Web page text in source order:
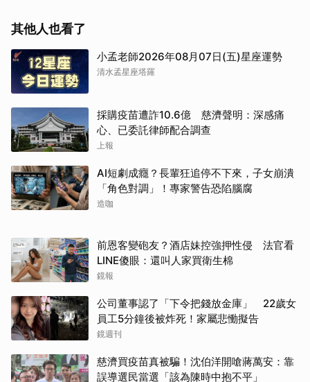
其他人也看了
小孟老師2026年08月07日(五)星座運勢
清水孟星座塔羅
採購疫苗遭詐10.6億 慈濟聲明：深感痛
心、已委託律師配合調查
上報
AI短劇成癮？長輩狂追停不下來，子女崩潰
「角色對調」！專家警告恐陷腦腐
造咖
前恩客變砲友？酒店妹控強押性侵 法官看
LINE傻眼：還叫人家買衛生棉
鏡報
公司董事認了「下令把錢放金庫」 22歲女
員工5分鐘後被炸死！家屬悲慟擬告
鏡週刊
慈濟買疫苗真被騙！沈伯洋開嗆蔣萬安：靠
誤導選民當選「該為陳時中抱不平」